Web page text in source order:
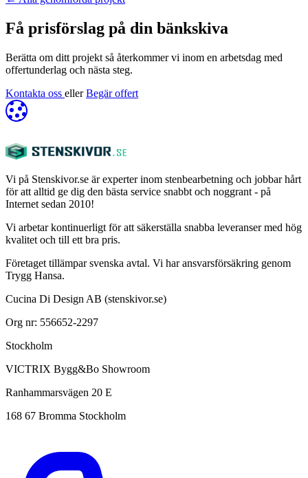
Få prisförslag på din bänkskiva
Berätta om ditt projekt så återkommer vi inom en arbetsdag med
offertunderlag och nästa steg.
Kontakta oss eller Begär offert
Vi på Stenskivor.se är experter inom stenbearbetning och jobbar hårt
för att alltid ge dig den bästa service snabbt och noggrant - på
Internet sedan 2010!
Vi arbetar kontinuerligt för att säkerställa snabba leveranser med hög
kvalitet och till ett bra pris.
Företaget tillämpar svenska avtal. Vi har ansvarsförsäkring genom
Trygg Hansa.
Cucina Di Design AB (stenskivor.se)
Org nr: 556652-2297
Stockholm
VICTRIX Bygg&Bo Showroom
Ranhammarsvägen 20 E
168 67 Bromma Stockholm